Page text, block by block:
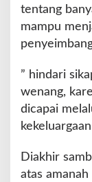
tentang
mampu
” hindari
wenang,
dicapai
Diakhir
atas